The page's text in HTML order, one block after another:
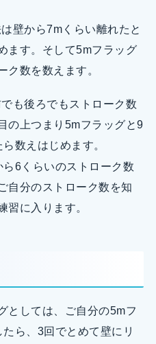
壁から7mくらい離れたと
ます。そして5mフラッグ
ク数を数えます。
も後ろでもストローク数
の上つまり5mフラッグと9
数えはじめます。
6くらいのストローク数
自分のストローク数を知
習に入ります。
としては、ご自分の5mフ
ら、3回でとめて壁にリ